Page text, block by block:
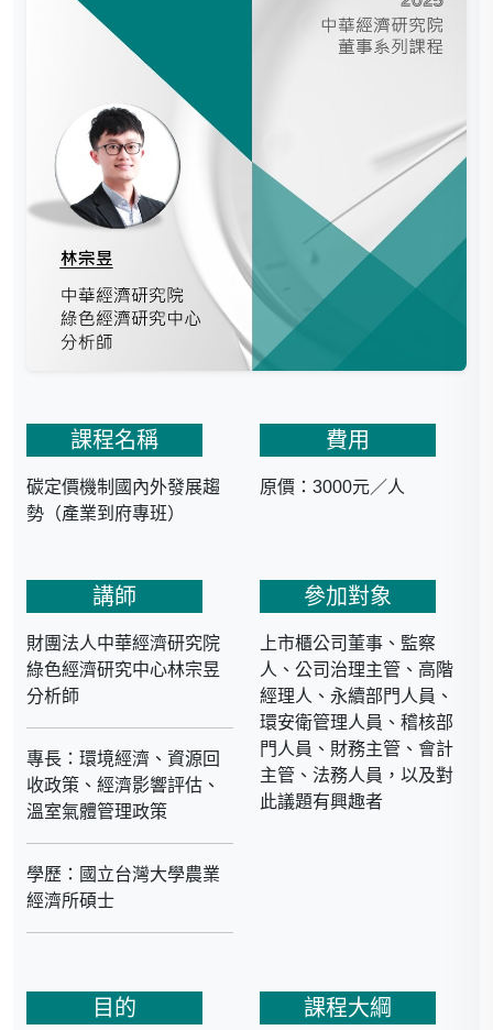
課程名稱
碳定價機制國內外發展趨
勢（產業到府專班）
費用
原價：3000元／人
講師
財團法人中華經濟研究院
綠色經濟研究中心林宗昱
分析師
專長：環境經濟、資源回
收政策、經濟影響評估、
溫室氣體管理政策
學歷：國立台灣大學農業
經濟所碩士
中華經濟研究院綠色經濟
參加對象
上市櫃公司董事、監察
人、公司治理主管、高階
經理人、永續部門人員、
環安衛管理人員、稽核部
門人員、財務主管、會計
主管、法務人員，以及對
此議題有興趣者
目的 課程大綱